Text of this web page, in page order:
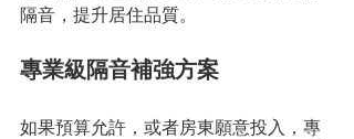
隔音，提升居住品質。
專業級隔音補強方案
如果預算允許，或者房東願意投入，專